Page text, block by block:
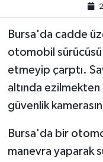
Bursa'da cadde
otomobil sürücüsü
etmeyip çarptı.
altında
güvenlik
Bursa'da bir
manevra yaparak